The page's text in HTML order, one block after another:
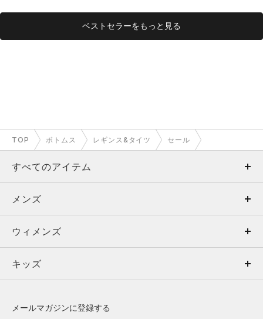
ベストセラーをもっと見る
TOP ボトムス レギンス&タイツ セール
すべてのアイテム
メンズ
ウィメンズ
キッズ
メンズ
トップス
ボトムス
ウィメンズ
トップス
キッズ
メールマガジンに登録する